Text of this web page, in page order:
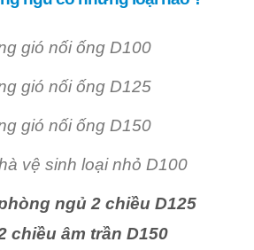
gió nối ống D100
gió nối ống D125
gió nối ống D150
vệ sinh loại nhỏ D100
ngủ 2 chiều D125
chiều âm trần D150